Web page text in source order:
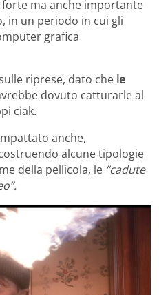
forte ma anche importante
in un periodo in cui gli
grafica
riprese, dato che le
dovuto catturarle al
ciak.
anche,
alcune tipologie
della pellicola, le “cadute